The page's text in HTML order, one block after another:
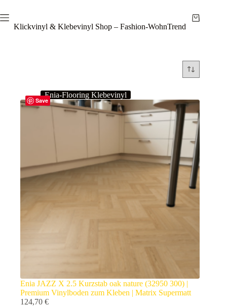
Inhalt
springenKlickvinyl & Klebevinyl Shop – Fashion-WohnTrend
Warenkorb
Save
Enia-Flooring Klebevinyl
Enia JAZZ X 2.5 Kurzstab oak nature (32950 300) |
Premium Vinylboden zum Kleben | Matrix Supermatt
124,70 €